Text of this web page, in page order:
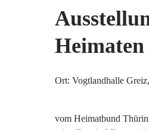
Heimaten
Ort: Vogtlandhalle
vom Heimatbund